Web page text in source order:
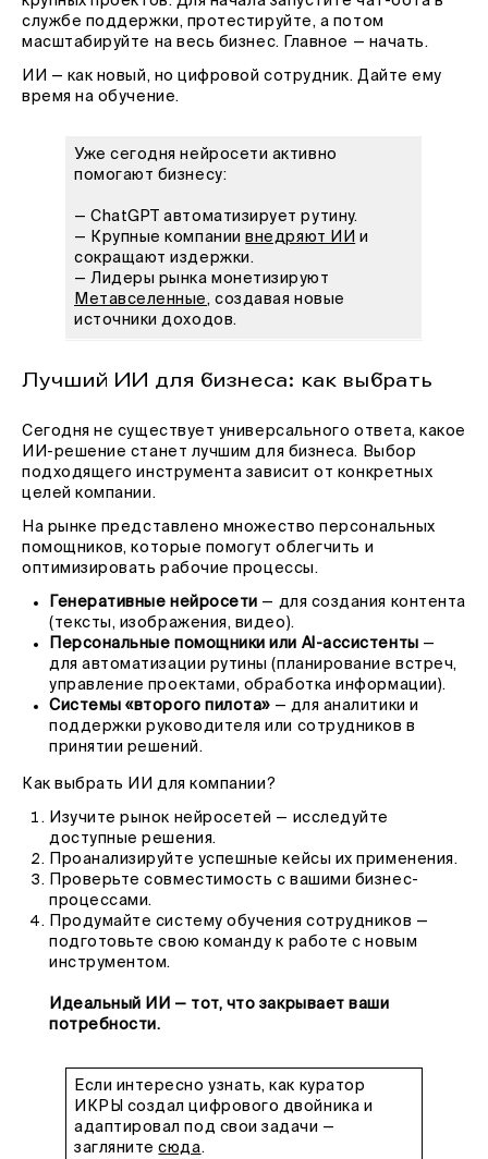
службе поддержки, протестируйте, а потом
масштабируйте на весь бизнес. Главное — начать.
ИИ — как новый, но цифровой сотрудник. Дайте ему
время на обучение.
Уже сегодня нейросети активно
помогают бизнесу:
— ChatGPT автоматизирует рутину.
— Крупные компаниивнедряют ИИ и
сокращают издержки.
— Лидеры рынка монетизируют
Метавселенные, создавая новые
источники доходов.
Лучший ИИ для бизнеса: как выбрать
Сегодня не существует универсального ответа, какое
ИИ-решение станет лучшим для бизнеса. Выбор
подходящего инструмента зависит от конкретных
целей компании.
На рынке представлено множество персональных
помощников, которые помогут облегчить и
оптимизировать рабочие процессы.
Генеративные нейросети — для создания контента
(тексты, изображения, видео).
Персональные помощники или AI-ассистенты —
для автоматизации рутины (планирование встреч,
управление проектами, обработка информации).
Системы «второго пилота»— для аналитики и
поддержки руководителя или сотрудников в
принятии решений.
Как выбрать ИИ для компании?
Изучите рынок нейросетей — исследуйте
доступные решения.
Проанализируйте успешные кейсы их применения.
Проверьте совместимость с вашими бизнес-
процессами.
Продумайте систему обучения сотрудников —
подготовьте свою команду к работе с новым
инструментом.
Идеальный ИИ — тот, что закрывает ваши
потребности.
Если интересно узнать, как куратор
ИКРЫ создал цифрового двойника и
адаптировал под свои задачи —
заглянитесюда.